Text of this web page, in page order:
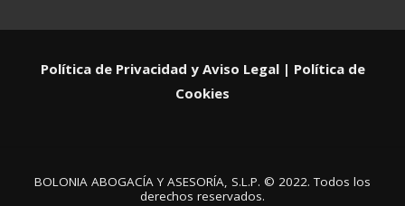
Política de Privacidad y Aviso Legal| Política de
Cookies
BOLONIA ABOGACÍA Y ASESORÍA, S.L.P. © 2022. Todos los
derechos reservados.